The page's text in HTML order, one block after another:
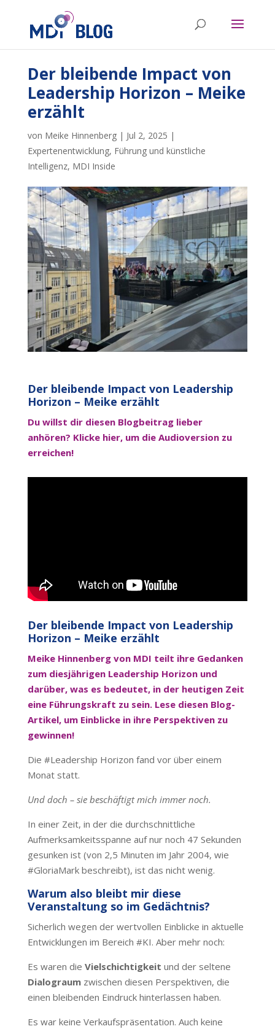
Der bleibende Impact von
Leadership Horizon – Meike
erzählt
von Meike Hinnenberg| Jul 2, 2025 |
Expertenentwicklung, Führung und künstliche
Intelligenz, MDI Inside
Der bleibende Impact von Leadership
Horizon – Meike erzählt
Du willst dir diesen Blogbeitrag lieber
anhören? Klicke hier, um die Audioversion zu
erreichen!
Der bleibende Impact von Leadership
Horizon – Meike erzählt
Meike Hinnenberg von MDI teilt ihre Gedanken
zum diesjährigen Leadership Horizon und
darüber, was es bedeutet, in der heutigen Zeit
eine Führungskraft zu sein. Lese diesen Blog-
Artikel, um Einblicke in ihre Perspektiven zu
gewinnen!
Die #Leadership Horizon fand vor über einem
Monat statt.
Und doch – sie beschäftigt mich immer noch.
In einer Zeit, in der die durchschnittliche
Aufmerksamkeitsspanne auf nur noch 47 Sekunden
gesunken ist (von 2,5 Minuten im Jahr 2004, wie
#GloriaMark beschreibt), ist das nicht wenig.
Warum also bleibt mir diese
Veranstaltung so im Gedächtnis?
Sicherlich wegen der wertvollen Einblicke in aktuelle
Entwicklungen im Bereich #KI. Aber mehr noch:
Es waren die Vielschichtigkeit und der seltene
Dialograumzwischen diesen Perspektiven, die
einen bleibenden Eindruck hinterlassen haben.
Es war keine Verkaufspräsentation. Auch keine